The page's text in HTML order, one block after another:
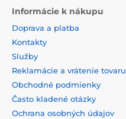
Informácie k nákupu
Doprava a platba
Kontakty
Služby
Reklamácie a vrátenie tovaru
Obchodné podmienky
Často kladené otázky
Ochrana osobných údajov